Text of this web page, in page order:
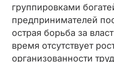
группировками
предпринимателей
острая борьба за
время отсутствует
организованности